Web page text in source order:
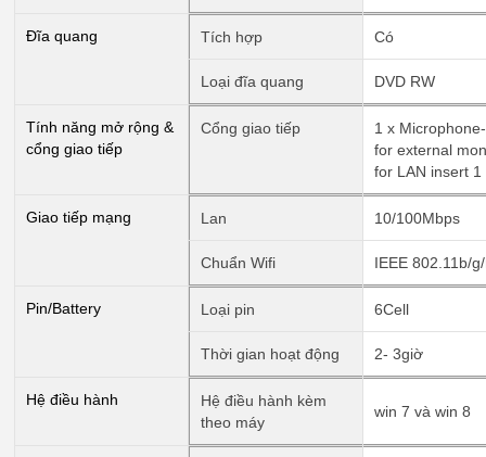
Đĩa quang Tích hợp Có
Loại đĩa quang DVD RW
Tính năng mở rộng &
cổng giao tiếp
Cổng giao tiếp
1 x
for external
for LAN insert 1
Giao tiếp mạng Lan 10/100Mbps
Chuẩn Wifi IEEE 802.11b/
Pin/Battery Loại pin 6Cell
Thời gian hoạt động 2- 3giờ
Hệ điều hành
Hệ điều hành kèm
theo máy
win 7 và win 8